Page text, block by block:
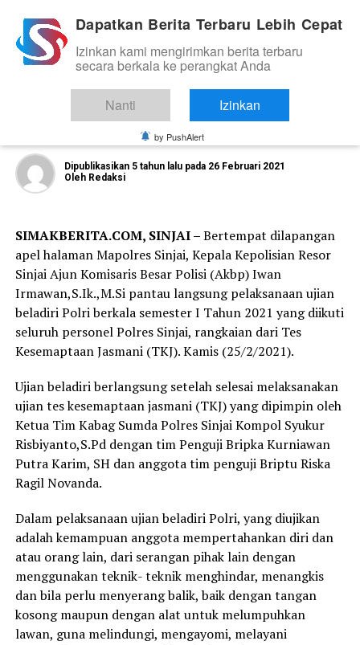
TNI DAN POLRI
Kapolres Sinjai Pantau Langsung
Pelaksanaan Ujian Bela Diri Polri
Dipublikasikan 5 tahun lalu pada 26 Februari 2021
Oleh Redaksi
SIMAKBERITA.COM, SINJAI –Bertempat dilapangan
apel halaman Mapolres Sinjai, Kepala Kepolisian Resor
Sinjai Ajun Komisaris Besar Polisi (Akbp) Iwan
Irmawan,S.Ik.,M.Si pantau langsung pelaksanaan ujian
beladiri Polri berkala semester I Tahun 2021 yang diikuti
seluruh personel Polres Sinjai, rangkaian dari Tes
Kesemaptaan Jasmani (TKJ). Kamis (25/2/2021).
Ujian beladiri berlangsung setelah selesai melaksanakan
ujian tes kesemaptaan jasmani (TKJ) yang dipimpin oleh
Ketua Tim Kabag Sumda Polres Sinjai Kompol Syukur
Risbiyanto,S.Pd dengan tim Penguji Bripka Kurniawan
Putra Karim, SH dan anggota tim penguji Briptu Riska
Ragil Novanda.
Dalam pelaksanaan ujian beladiri Polri, yang diujikan
adalah kemampuan anggota mempertahankan diri dan
atau orang lain, dari serangan pihak lain dengan
menggunakan teknik- teknik menghindar, menangkis
dan bila perlu menyerang balik, baik dengan tangan
kosong maupun dengan alat untuk melumpuhkan
lawan, guna melindungi, mengayomi, melayani
Dapatkan Berita Terbaru Lebih Cepat
Izinkan kami mengirimkan berita terbaru
secara berkala ke perangkat Anda
Nanti Izinkan
by PushAlert